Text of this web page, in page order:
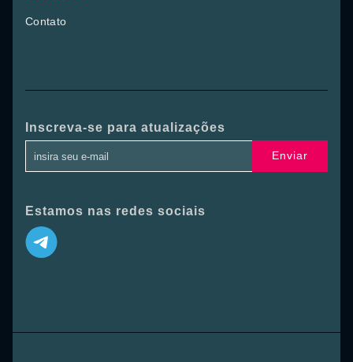
Contato
Inscreva-se para atualizações
Enviar
Estamos nas redes sociais